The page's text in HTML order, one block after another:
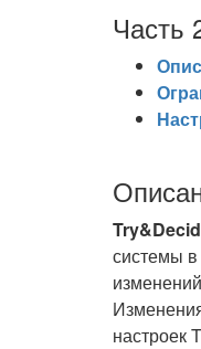
Часть
системы
настроек